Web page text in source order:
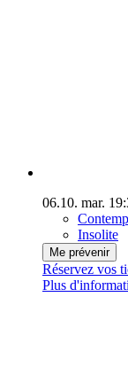
06.10. mar.
Insolite
Me prévenir
Réservez vos
Plus